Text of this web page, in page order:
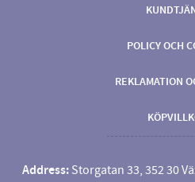
POLICY OCH
REKLAMATION
Address: Storgatan 33, 352 30